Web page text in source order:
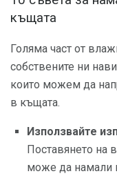
къщата
Голяма част от
собствените ни
които можем да
в къщата.
Използвайте
Поставянето на
може да намали